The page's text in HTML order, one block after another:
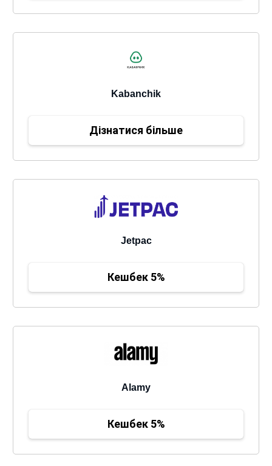
Kabanchik
Дізнатися більше
Jetpac
Кешбек 5%
Alamy
Кешбек 5%